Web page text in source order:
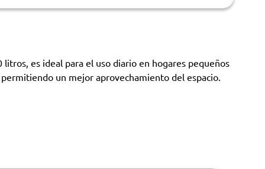
es ideal para el uso diario en hogares pequeños
un mejor aprovechamiento del espacio.